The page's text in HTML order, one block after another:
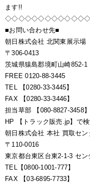
ます!!
■お問い合わせ先■
朝日株式会社 北関東展示場
〒306-0413
茨城県猿島郡境町山崎852-1
FREE 0120-88-3445
TEL 【0280-33-3445】
FAX 【0280-33-3446】
担当草部 【080-8827-3458】
HP 【トラック販売.jp】で
朝日株式会社 本社 買取セン
〒110-0016
東京都台東区台東2-1-3 セ
TEL【0800-1001-777】
FAX 【03-6895-7733】